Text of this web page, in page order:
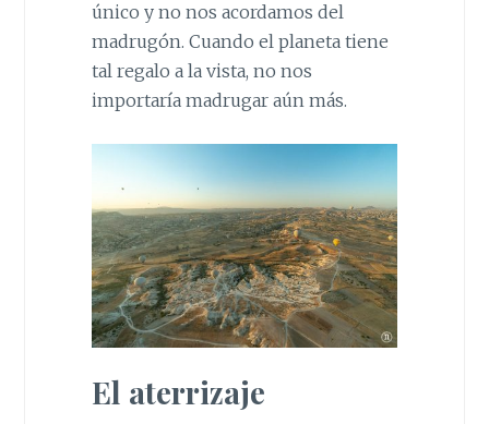
único y no nos acordamos del
madrugón. Cuando el planeta tiene
tal regalo a la vista, no nos
importaría madrugar aún más.
El aterrizaje